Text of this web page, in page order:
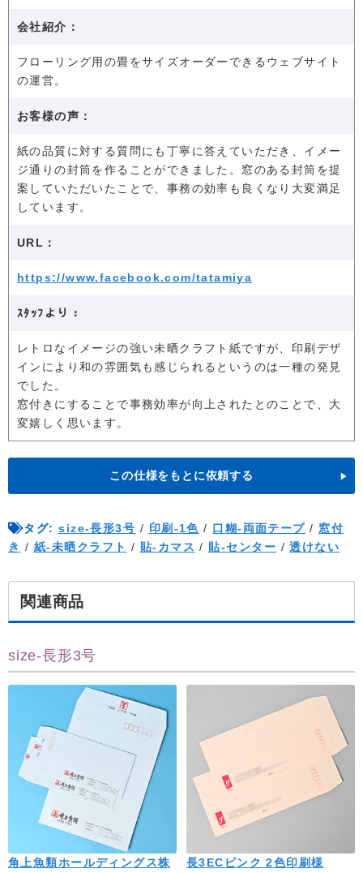
会社紹介：
フローリング用の畳をサイズオーダーできるウェブサイト
の運営。
お客様の声：
紙の品質に対する質問にも丁寧に答えていただき、イメー
ジ通りの封筒を作ることができました。窓のある封筒を提
案していただいたことで、事務の効率も良くなり大変満足
しています。
URL：
https://www.facebook.com/tatamiya
ｽﾀｯﾌより：
レトロなイメージの強い未晒クラフト紙ですが、印刷デザ
インにより和の雰囲気も感じられるというのは一種の発見
でした。
窓付きにすることで事務効率が向上されたとのことで、大
変嬉しく思います。
この仕様をもとに依頼する
タグ:size-長形3号 / 印刷-1色 / 口糊-両面テープ / 窓付
き / 紙-未晒クラフト / 貼-カマス / 貼-センター /透けない
関連商品
size-長形3号
角上魚類ホールディングス株
長3ECピンク 2色印刷様